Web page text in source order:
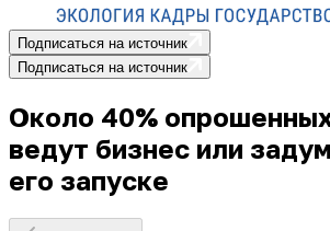
Подписаться на источник
Подписаться на источник
Около 40%
ведут бизнес или
его запуске